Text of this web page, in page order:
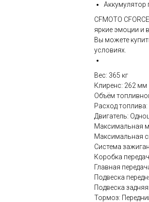
Аккумулятор
CFMOTO
яркие эмоции и
Вы можете
условиях.
Вес: 365 кг
Клиренс: 262 мм
Объём
Расход
Двигатель:
Максимальная
Максимальная
Система
Коробка
Главная
Подвеска
Подвеска
Тормоз: